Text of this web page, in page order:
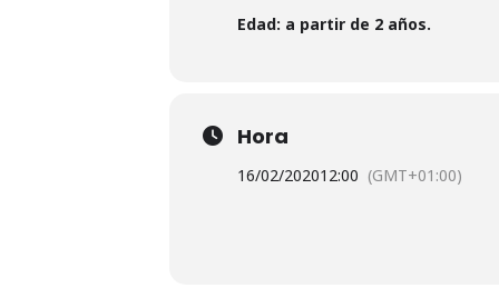
Edad: a partir de 2 años.
Hora
16/02/202012:00 (GMT+01:00)